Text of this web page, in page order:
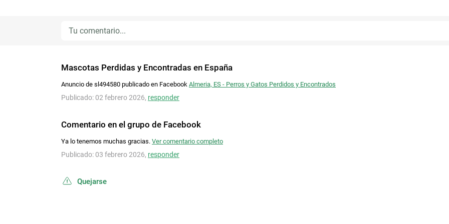
Mascotas Perdidas y Encontradas en España
Anuncio de sl494580 publicado en Facebook Almeria, ES - Perros y Gatos Perdidos y Encontrados
Publicado: 02 febrero 2026, responder
Comentario en el grupo de Facebook
Ya lo tenemos muchas gracias. Ver comentario completo
Publicado: 03 febrero 2026, responder
Quejarse